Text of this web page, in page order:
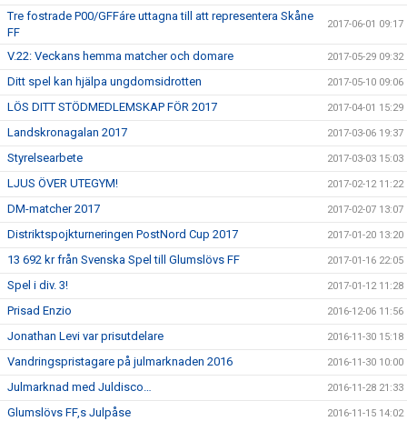
Tre fostrade P00/GFFáre uttagna till att representera Skåne
FF
2017-06-01 09:17
V.22: Veckans hemma matcher och domare 2017-05-29 09:32
Ditt spel kan hjälpa ungdomsidrotten 2017-05-10 09:06
LÖS DITT STÖDMEDLEMSKAP FÖR 2017 2017-04-01 15:29
Landskronagalan 2017 2017-03-06 19:37
Styrelsearbete 2017-03-03 15:03
LJUS ÖVER UTEGYM! 2017-02-12 11:22
DM-matcher 2017 2017-02-07 13:07
Distriktspojkturneringen PostNord Cup 2017 2017-01-20 13:20
13 692 kr från Svenska Spel till Glumslövs FF 2017-01-16 22:05
Spel i div. 3! 2017-01-12 11:28
Prisad Enzio 2016-12-06 11:56
Jonathan Levi var prisutdelare 2016-11-30 15:18
Vandringspristagare på julmarknaden 2016 2016-11-30 10:00
Julmarknad med Juldisco… 2016-11-28 21:33
Glumslövs FF,s Julpåse 2016-11-15 14:02